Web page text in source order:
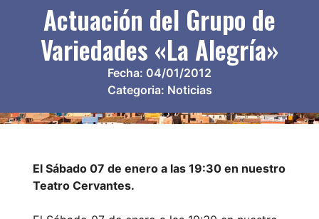
Actuación del Grupo de
Variedades «La Alegría»
Fecha: 04/01/2012
Categoria: Noticias
El Sábado 07 de enero a las 19:30 en nuestro
Teatro Cervantes.